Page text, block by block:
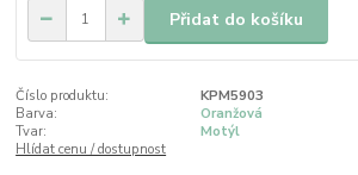
Přidat do košíku
Číslo produktu:
KPM5903
Barva:
Oranžová
Tvar:
Motýl
Hlídat cenu / dostupnost